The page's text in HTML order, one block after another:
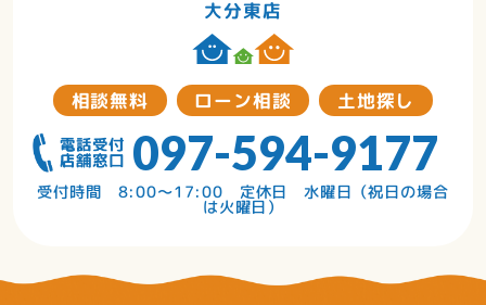
大分東店
相談無料 ローン相談 土地探し
097-594-9177
受付時間 8:00～17:00 定休日 水曜日（祝日の場合
は火曜日）